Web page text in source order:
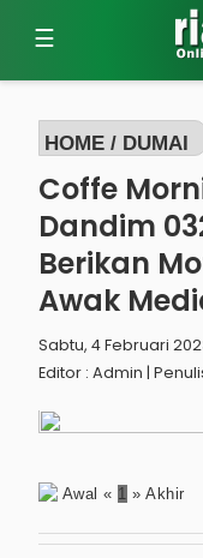
☰
HOME / DUMAI
Coffe
Dandim
Berikan
Awak
Sabtu, 4 Februari
Editor : Admin |
Awal « 1 » Akhir